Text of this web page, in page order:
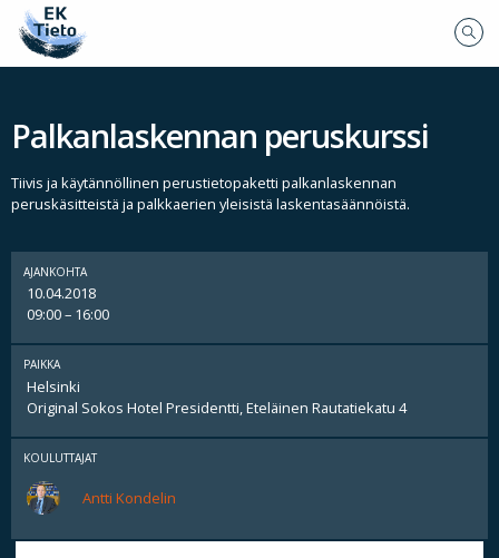
Palkanlaskennan peruskurssi
Tiivis ja käytännöllinen perustietopaketti palkanlaskennan
peruskäsitteistä ja palkkaerien yleisistä laskentasäännöistä.
AJANKOHTA
10.04.2018
09:00 – 16:00
PAIKKA
Helsinki
Original Sokos Hotel Presidentti, Eteläinen Rautatiekatu 4
KOULUTTAJAT
Antti Kondelin